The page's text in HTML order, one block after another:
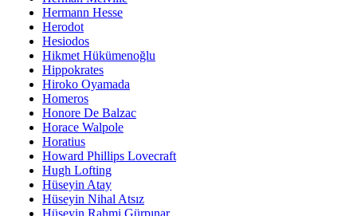
Hermann Hesse
Herodot
Hesiodos
Hikmet Hükümenoğlu
Hippokrates
Hiroko Oyamada
Homeros
Honore De Balzac
Horace Walpole
Horatius
Howard Phillips Lovecraft
Hugh Lofting
Hüseyin Atay
Hüseyin Nihal Atsız